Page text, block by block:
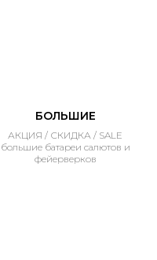
БОЛЬШИЕ
АКЦИЯ / СКИДКА / SALE
большие батареи салютов и
фейерверков